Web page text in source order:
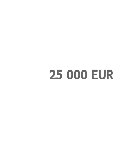
25 000 EUR